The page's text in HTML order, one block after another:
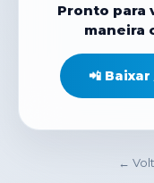
Pronto para
maneira
📲
←